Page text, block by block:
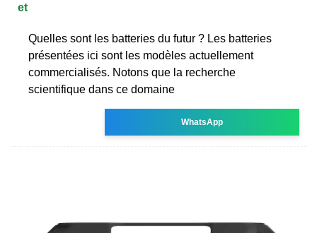
et
Quelles sont les batteries du futur ? Les batteries
présentées ici sont les modèles actuellement
commercialisés. Notons que la recherche
scientifique dans ce domaine
WhatsApp